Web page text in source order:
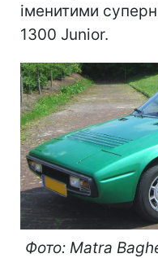
іменитими
1300 Junior.
Фото: Matra